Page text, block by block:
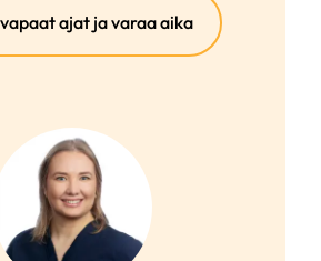
ajat ja varaa aika(ulkoinen
linkki)